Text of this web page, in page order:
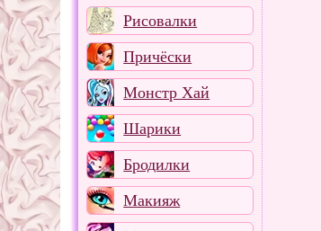
Рисовалки
Причёски
Монстр Хай
Шарики
Бродилки
Макияж